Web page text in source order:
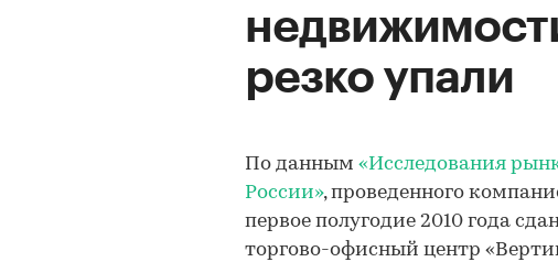
резко упали
По данным «Исследования
России», проведенного
первое полугодие 2010 года
торгово-офисный центр